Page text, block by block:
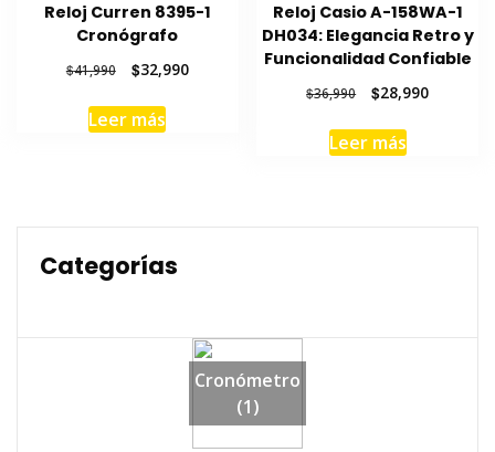
Reloj Curren 8395-1
Cronógrafo
$41,990
original
era:
$32,990El
Leer más
Reloj Casio A-158WA-1
DH034: Elegancia Retro y
Funcionalidad Confiable
$36,990
El
original
era:
$28,990El
Leer más
Categorías
Cronómetro
(1)